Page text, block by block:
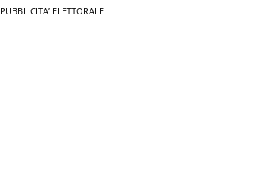
PUBBLICITA’ ELETTORALE